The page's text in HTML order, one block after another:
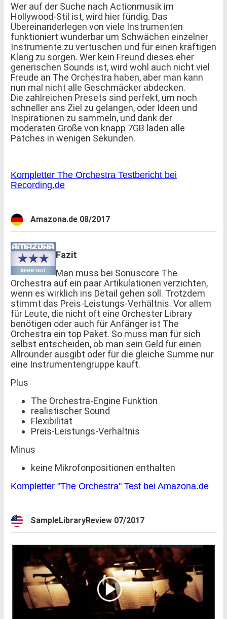
Wer auf der Suche nach Actionmusik im
Hollywood-Stil ist, wird hier fündig. Das
Übereinanderlegen von viele Instrumenten
funktioniert wunderbar um Schwächen einzelner
Instrumente zu vertuschen und für einen kräftigen
Klang zu sorgen. Wer kein Freund dieses eher
generischen Sounds ist, wird wohl auch nicht viel
Freude an The Orchestra haben, aber man kann
nun mal nicht alle Geschmäcker abdecken.
Die zahlreichen Presets sind perfekt, um noch
schneller ans Ziel zu gelangen, oder Ideen und
Inspirationen zu sammeln, und dank der
moderaten Größe von knapp 7GB laden alle
Patches in wenigen Sekunden.
Kompletter The Orchestra Testbericht bei
Recording.de
Amazona.de 08/2017
Fazit
Man muss bei Sonuscore The
Orchestra auf ein paar Artikulationen verzichten,
wenn es wirklich ins Detail gehen soll. Trotzdem
stimmt das Preis-Leistungs-Verhältnis. Vor allem
für Leute, die nicht oft eine Orchester Library
benötigen oder auch für Anfänger ist The
Orchestra ein top Paket. So muss man für sich
selbst entscheiden, ob man sein Geld für einen
Allrounder ausgibt oder für die gleiche Summe nur
eine Instrumentengruppe kauft.
Plus
The Orchestra-Engine Funktion
realistischer Sound
Flexibilität
Preis-Leistungs-Verhältnis
Minus
keine Mikrofonpositionen enthalten
Kompletter "The Orchestra" Test bei Amazona.de
SampleLibraryReview 07/2017